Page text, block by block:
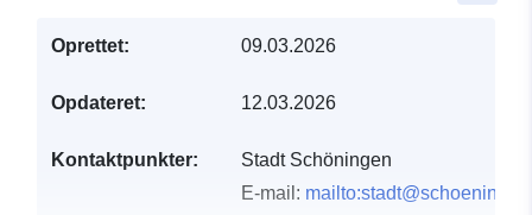
Oprettet: 09.03.2026
Opdateret: 12.03.2026
Kontaktpunkter:
Stadt Schöningen
E-mail: